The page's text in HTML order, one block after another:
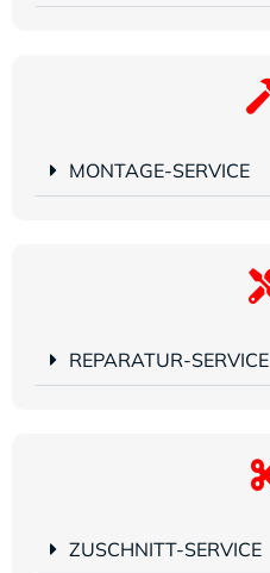
MONTAGE-SERVICE
REPARATUR-SERVICE
ZUSCHNITT-SERVICE